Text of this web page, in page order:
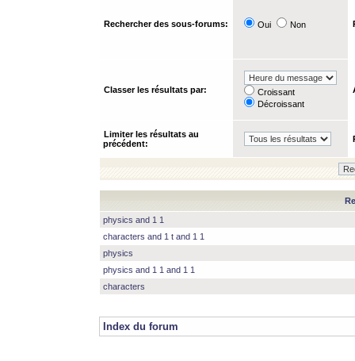
Rechercher des sous-forums: Oui Non
Classer les résultats par:
Croissant
Décroissant
Limiter les résultats au
précédent:
physics and 1 1
characters and 1 t and 1 1
physics
physics and 1 1 and 1 1
characters
Index du forum